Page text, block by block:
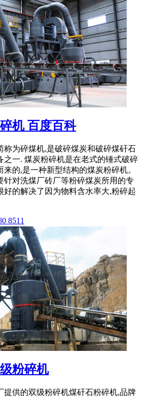
机 百度百科
称为碎煤机,是破碎煤炭和破碎煤矸石
之一. 煤炭粉碎机是在老式的锤式破碎
的,是一种新型结构的煤炭粉碎机。
针对洗煤厂砖厂等粉碎煤炭所用的专
好的解决了因为物料含水率大,粉碎起
8511
粉碎机
提供的双级粉碎机煤矸石粉碎机,品牌